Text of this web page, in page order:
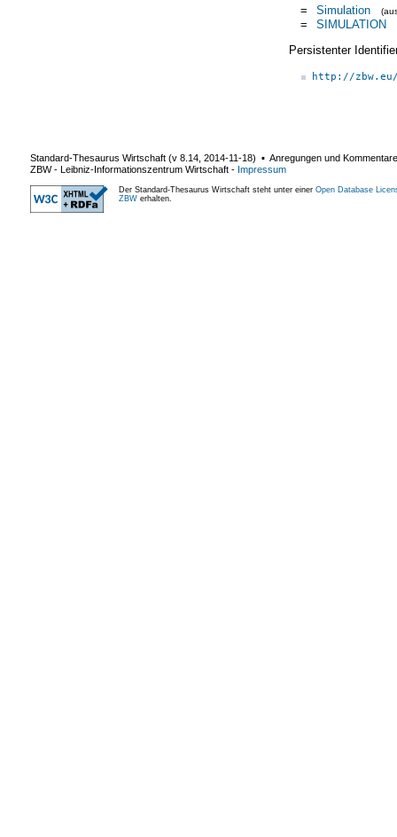
=
Simulation
= SIMULATION
Persistenter
http://
Standard-Thesaurus Wirtschaft (v 8.14 2014-11-18) ▪ Anregungen und
ZBW - Leibniz-Informationszentrum Wirtschaft - Impressum
Der Standard-Thesaurus Wirtschaft steht unter einer Open Database
ZBW erhalten.